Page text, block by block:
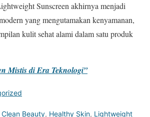
Sunscreen akhirnya menjadi
yang mengutamakan kenyamanan,
kulit sehat alami dalam satu produk
Mistis di Era Teknologi”
Clean Beauty, Healthy Skin, Lightweight